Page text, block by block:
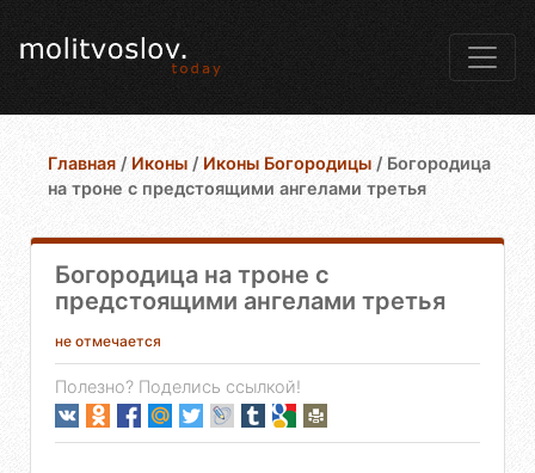
Главная / Иконы / Иконы Богородицы / Богородица
на троне с предстоящими ангелами третья
Богородица на троне с
предстоящими ангелами третья
не отмечается
Полезно? Поделись ссылкой!